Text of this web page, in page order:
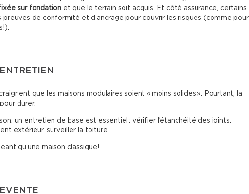
sur fondation et que le terrain soit acquis. Et côté assurance, certains
preuves de conformité et d’ancrage pour couvrir les risques (comme pour
que les maisons modulaires soient « moins solides ». Pourtant, la
durer.
un entretien de base est essentiel : vérifier l’étanchéité des joints,
extérieur, surveiller la toiture.
qu’une maison classique!